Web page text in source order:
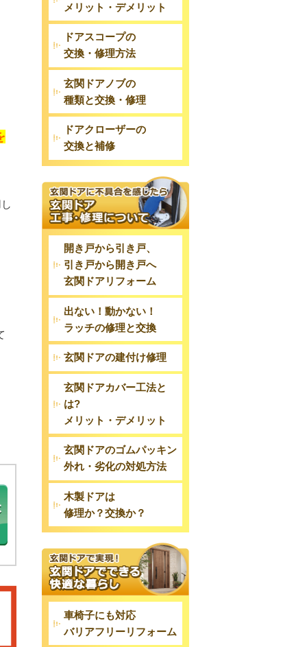
メリット・デメリット
ドアスコープの
交換・修理方法
玄関ドアノブの
種類と交換・修理
ドアクローザーの
交換と補修
開き戸から引き戸、
引き戸から開き戸へ
玄関ドアリフォーム
出ない！動かない！
ラッチの修理と交換
玄関ドアの建付け修理
玄関ドアカバー工法と
は?
メリット・デメリット
玄関ドアのゴムパッキン
外れ・劣化の対処方法
木製ドアは
修理か？交換か？
車椅子にも対応
バリアフリーリフォーム